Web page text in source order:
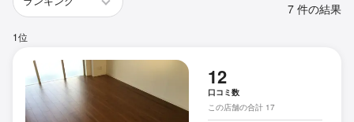
7 件の結果
1位
12
口コミ数
この店舗の合計 17